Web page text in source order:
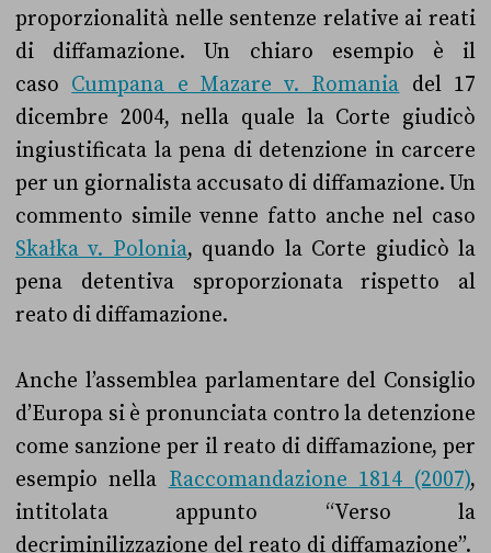
proporzionalità nelle sentenze relative ai reati
di diffamazione. Un chiaro esempio è il
caso Cumpana e Mazare v. Romania del 17
dicembre 2004, nella quale la Corte giudicò
ingiustificata la pena di detenzione in carcere
per un giornalista accusato di diffamazione. Un
commento simile venne fatto anche nel caso
Skałka v. Polonia, quando la Corte giudicò la
pena detentiva sproporzionata rispetto al
reato di diffamazione.
Anche l’assemblea parlamentare del Consiglio
d’Europa si è pronunciata contro la detenzione
come sanzione per il reato di diffamazione, per
esempio nella Raccomandazione 1814 (2007),
intitolata appunto “Verso la
decriminilizzazione del reato di diffamazione”.